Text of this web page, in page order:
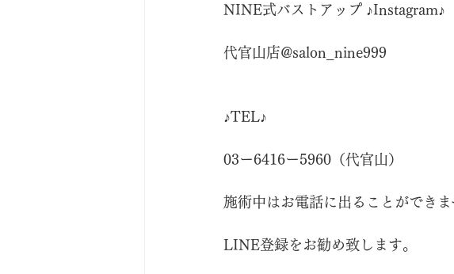
NINE式バストアップ ♪Instagram♪
代官山店@salon_nine999
♪TEL♪
03ー6416ー5960（代官山）
施術中はお電話に出ることができま
LINE登録をお勧め致します。